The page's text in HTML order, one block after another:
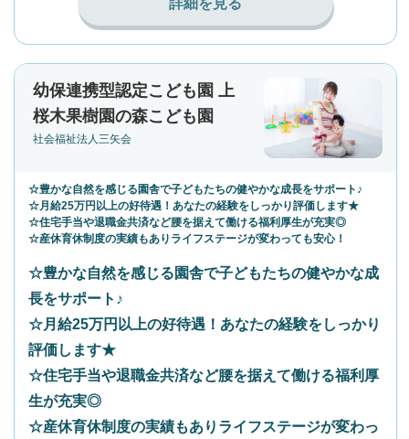
詳細を見る
幼保連携型認定こども園 上
桜木果樹園の森こども園
社会福祉法人三矢会
☆豊かな自然を感じる園舎で子どもたちの健やかな成長をサポート♪
☆月給25万円以上の好待遇！あなたの経験をしっかり評価します★
☆住宅手当や退職金共済など腰を据えて働ける福利厚生が充実◎
☆産休育休制度の実績もありライフステージが変わっても安心！
☆豊かな自然を感じる園舎で子どもたちの健やかな成
長をサポート♪
☆月給25万円以上の好待遇！あなたの経験をしっかり
評価します★
☆住宅手当や退職金共済など腰を据えて働ける福利厚
生が充実◎
☆産休育休制度の実績もありライフステージが変わっ